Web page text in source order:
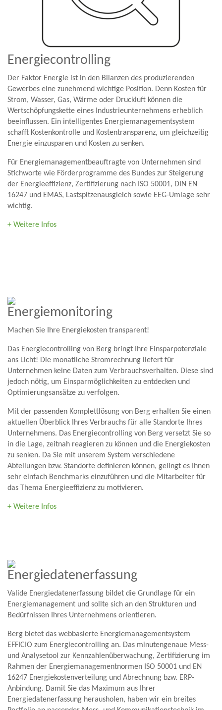
Energiecontrolling
Der Faktor Energie ist in den Bilanzen des produzierenden
Gewerbes eine zunehmend wichtige Position. Denn Kosten für
Strom, Wasser, Gas, Wärme oder Druckluft können die
Wertschöpfungskette eines Industrieunternehmens erheblich
beeinflussen. Ein intelligentes Energiemanagementsystem
schafft Kostenkontrolle und Kostentransparenz, um gleichzeitig
Energie einzusparen und Kosten zu senken.
Für Energiemanagementbeauftragte von Unternehmen sind
Stichworte wie Förderprogramme des Bundes zur Steigerung
der Energieeffizienz, Zertifizierung nach ISO 50001, DIN EN
16247 und EMAS, Lastspitzenausgleich sowie EEG-Umlage sehr
wichtig.
+ Weitere Infos
Energiemonitoring
Machen Sie Ihre Energiekosten transparent!
Das Energiecontrolling von Berg bringt Ihre Einsparpotenziale
ans Licht! Die monatliche Stromrechnung liefert für
Unternehmen keine Daten zum Verbrauchsverhalten. Diese sind
jedoch nötig, um Einsparmöglichkeiten zu entdecken und
Optimierungsansätze zu verfolgen.
Mit der passenden Komplettlösung von Berg erhalten Sie einen
aktuellen Überblick Ihres Verbrauchs für alle Standorte Ihres
Unternehmens. Das Energiecontrolling von Berg versetzt Sie so
in die Lage, zeitnah reagieren zu können und die Energiekosten
zu senken. Da Sie mit unserem System verschiedene
Abteilungen bzw. Standorte definieren können, gelingt es Ihnen
sehr einfach Benchmarks einzuführen und die Mitarbeiter für
das Thema Energieeffizienz zu motivieren.
+ Weitere Infos
Energiedatenerfassung
Valide Energiedatenerfassung bildet die Grundlage für ein
Energiemanagement und sollte sich an den Strukturen und
Bedürfnissen Ihres Unternehmens orientieren.
Berg bietet das webbasierte Energiemanagementsystem
EFFICIO zum Energiecontrolling an. Das minutengenaue Mess-
und Analysetool zur Kennzahlenüberwachung, Zertifizierung im
Rahmen der Energiemanagementnormen ISO 50001 und EN
16247 Energiekostenverteilung und Abrechnung bzw. ERP-
Anbindung. Damit Sie das Maximum aus Ihrer
Energiedatenerfassung herausholen, haben wir ein breites